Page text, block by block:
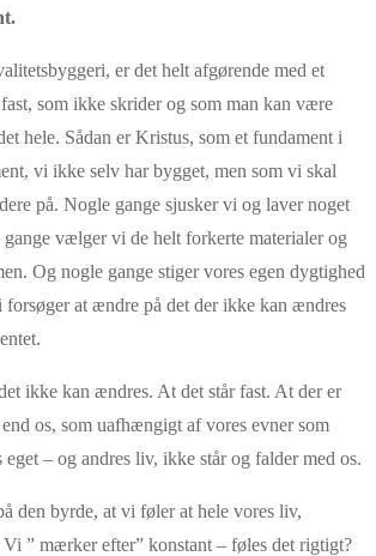
er det helt afgørende med et
som ikke skrider og som man kan være
hele. Sådan er Kristus, som et fundament i
vi ikke selv har bygget, men som vi skal
på. Nogle gange sjusker vi og laver noget
vælger vi de helt forkerte materialer og
Og nogle gange stiger vores egen dygtighed
forsøger at ændre på det der ikke kan ændres
ikke kan ændres. At det står fast. At der er
os, som uafhængigt af vores evner som
– og andres liv, ikke står og falder med os.
den byrde, at vi føler at hele vores liv,
” mærker efter” konstant – føles det rigtigt?